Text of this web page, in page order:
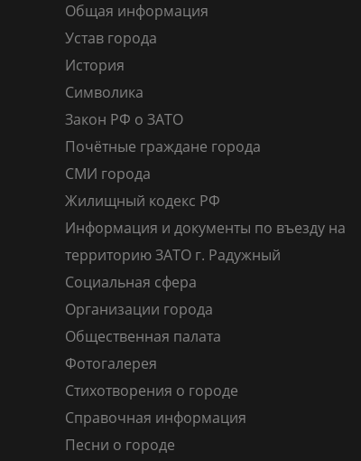
Общая информация
Устав города
История
Символика
Закон РФ о ЗАТО
Почётные граждане города
СМИ города
Жилищный кодекс РФ
Информация и документы по въезду на
территорию ЗАТО г. Радужный
Социальная сфера
Организации города
Общественная палата
Фотогалерея
Стихотворения о городе
Справочная информация
Песни о городе